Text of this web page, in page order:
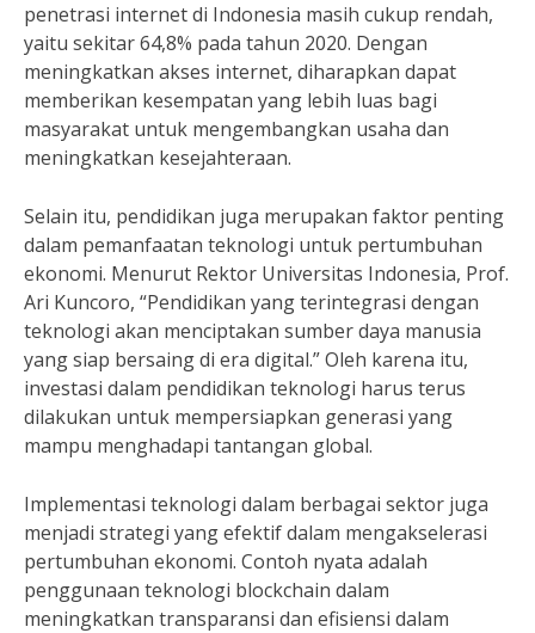
penetrasi internet di Indonesia masih cukup rendah,
yaitu sekitar 64,8% pada tahun 2020. Dengan
meningkatkan akses internet, diharapkan dapat
memberikan kesempatan yang lebih luas bagi
masyarakat untuk mengembangkan usaha dan
meningkatkan kesejahteraan.
Selain itu, pendidikan juga merupakan faktor penting
dalam pemanfaatan teknologi untuk pertumbuhan
ekonomi. Menurut Rektor Universitas Indonesia, Prof.
Ari Kuncoro, “Pendidikan yang terintegrasi dengan
teknologi akan menciptakan sumber daya manusia
yang siap bersaing di era digital.” Oleh karena itu,
investasi dalam pendidikan teknologi harus terus
dilakukan untuk mempersiapkan generasi yang
mampu menghadapi tantangan global.
Implementasi teknologi dalam berbagai sektor juga
menjadi strategi yang efektif dalam mengakselerasi
pertumbuhan ekonomi. Contoh nyata adalah
penggunaan teknologi blockchain dalam
meningkatkan transparansi dan efisiensi dalam